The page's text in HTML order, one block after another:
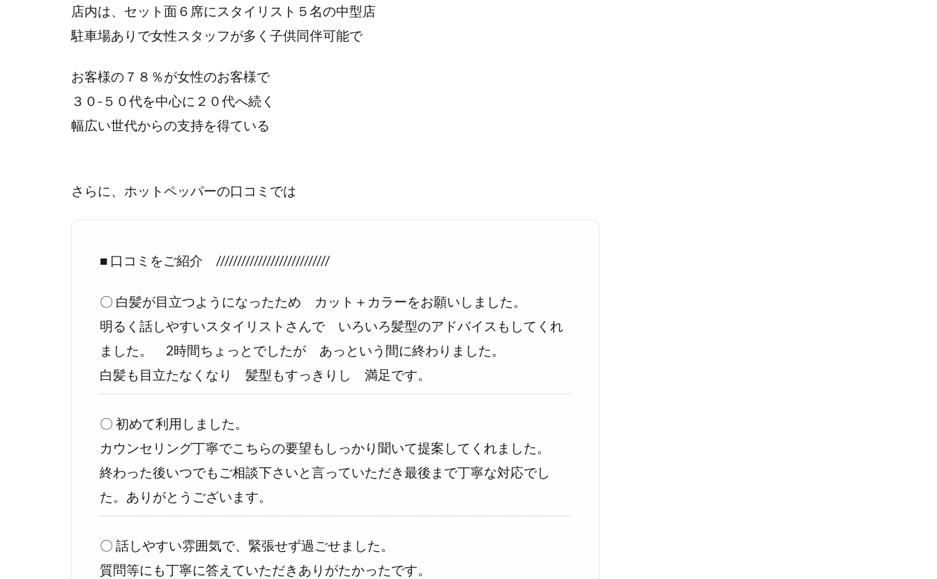
店内は、セット面６席にスタイリスト５名の中型店
駐車場ありで女性スタッフが多く子供同伴可能で
お客様の７８％が女性のお客様で
３０-５０代を中心に２０代へ続く
幅広い世代からの支持を得ている
さらに、ホットペッパーの口コミでは
■ 口コミをご紹介 ///////////////////////////
〇 白髪が目立つようになったため カット＋カラーをお願いしました。
明るく話しやすいスタイリストさんで いろいろ髪型のアドバイスもしてくれ
ました。 2時間ちょっとでしたが あっという間に終わりました。
白髪も目立たなくなり 髪型もすっきりし 満足です。
〇 初めて利用しました。
カウンセリング丁寧でこちらの要望もしっかり聞いて提案してくれました。
終わった後いつでもご相談下さいと言っていただき最後まで丁寧な対応でし
た。ありがとうございます。
〇 話しやすい雰囲気で、緊張せず過ごせました。
質問等にも丁寧に答えていただきありがたかったです。